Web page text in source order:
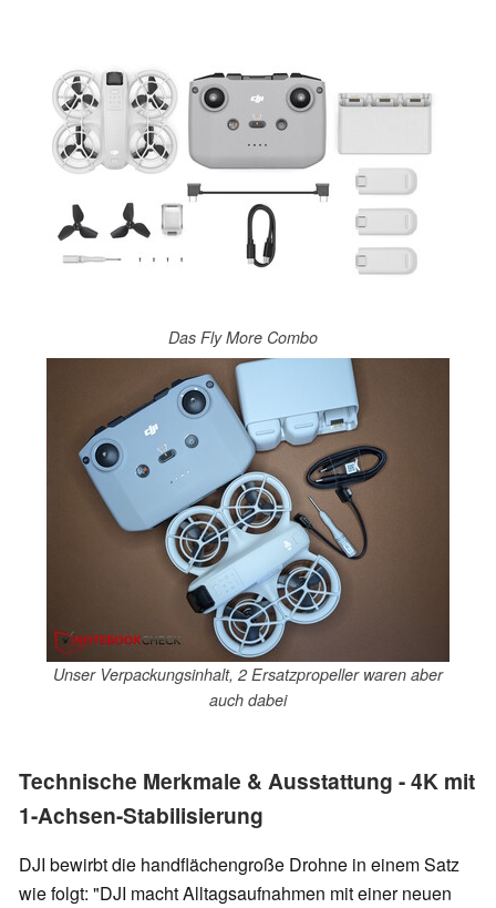
Das Fly More Combo
Unser Verpackungsinhalt, 2 Ersatzpropeller waren aber
auch dabei
Technische Merkmale & Ausstattung - 4K mit
1-Achsen-Stabilisierung
DJI bewirbt die handflächengroße Drohne in einem Satz
wie folgt: "DJI macht Alltagsaufnahmen mit einer neuen